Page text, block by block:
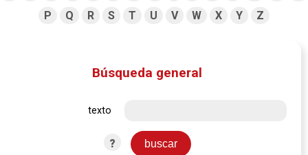
P
Q R S T U V W X Y Z
Búsqueda general
texto
?